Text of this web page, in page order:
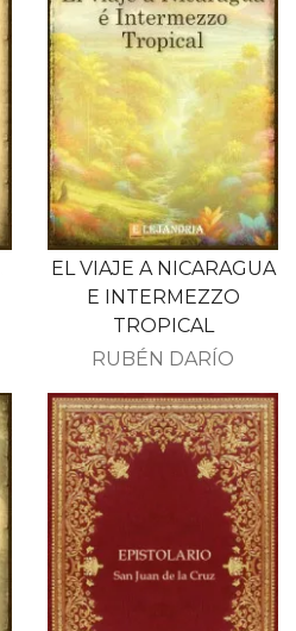
EL VIAJE A NICARAGUA
E INTERMEZZO
TROPICAL
RUBÉN DARÍO